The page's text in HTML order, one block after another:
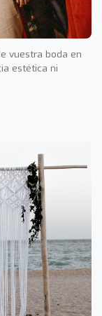
vuestra boda en
estética ni